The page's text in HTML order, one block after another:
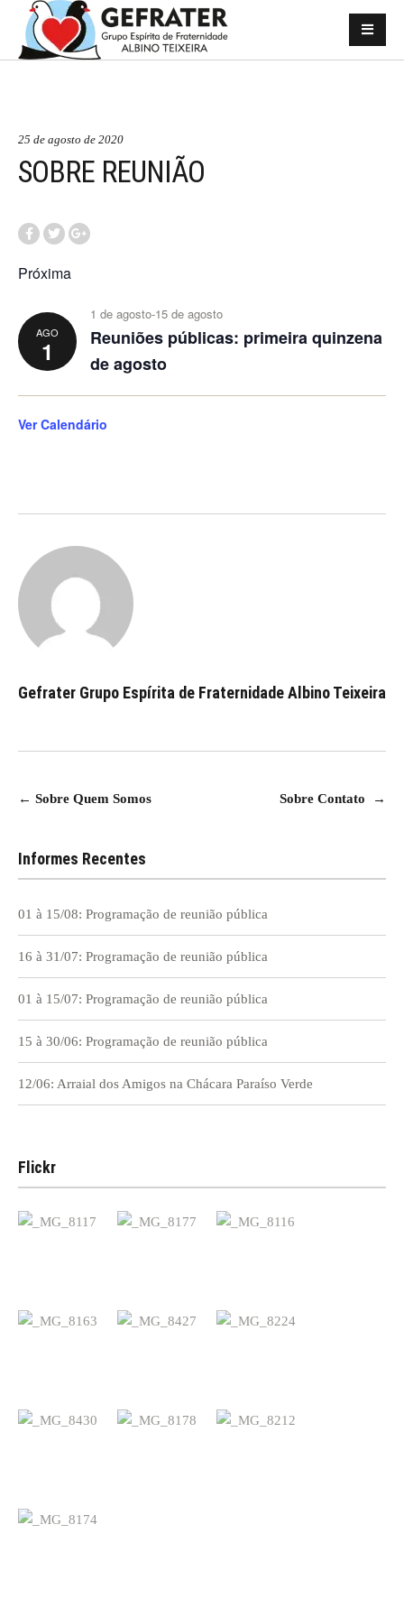
25 de agosto de 2020
SOBRE REUNIÃO
Próxima
AGO
1
1 de agosto-15 de agosto
Reuniões públicas: primeira quinzena
de agosto
Ver Calendário
Gefrater Grupo Espírita de Fraternidade Albino Teixeira
Navegação
Post
← Sobre Quem Somos Sobre Contato →
Informes Recentes
01 à 15/08: Programação de reunião pública
16 à 31/07: Programação de reunião pública
01 à 15/07: Programação de reunião pública
15 à 30/06: Programação de reunião pública
12/06: Arraial dos Amigos na Chácara Paraíso Verde
Flickr